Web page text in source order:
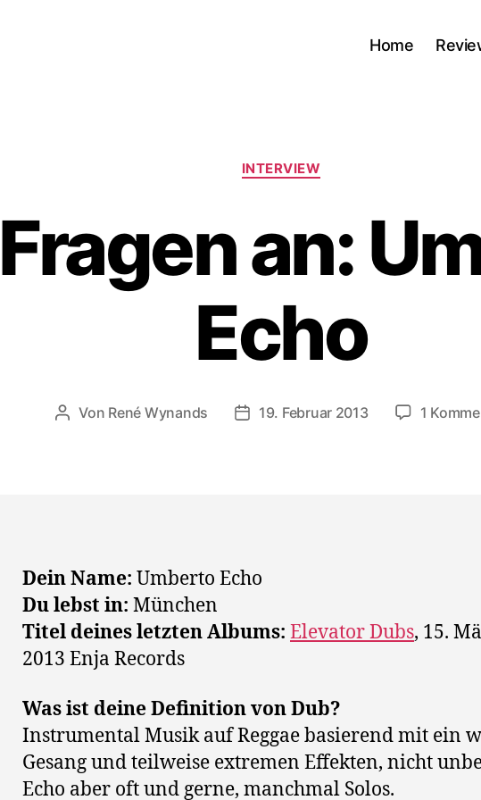
Home
Kategorien
INTERVIEW
an:
Echo
Beitragsautor
Von René Wynands Veröffentlichungsdatum
19. Februar 2013 1
Dein Name: Umberto Echo
Du lebst in: München
Titel deines letzten Albums: Elevator Dubs, 15.
2013 Enja Records
Was ist deine Definition von Dub?
Instrumental Musik auf Reggae basierend mit ein
Gesang und teilweise extremen Effekten, nicht
Echo aber oft und gerne, manchmal Solos.